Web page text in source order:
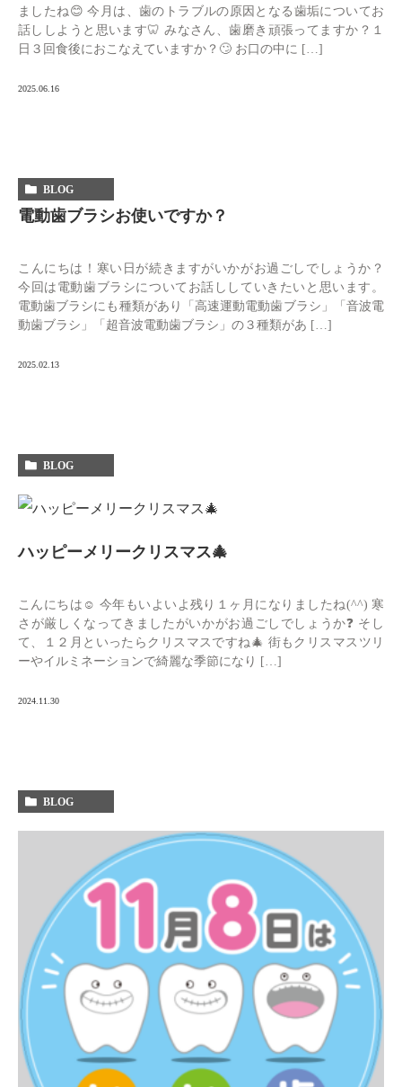
ましたね😊 今月は、歯のトラブルの原因となる歯垢についてお
話ししようと思います🦷 みなさん、歯磨き頑張ってますか？１
日３回食後におこなえていますか？🙄 お口の中に […]
2025.06.16
BLOG
電動歯ブラシお使いですか？
こんにちは！寒い日が続きますがいかがお過ごしでしょうか？
今回は電動歯ブラシについてお話ししていきたいと思います。
電動歯ブラシにも種類があり「高速運動電動歯ブラシ」「音波電
動歯ブラシ」「超音波電動歯ブラシ」の３種類があ […]
2025.02.13
BLOG
ハッピーメリークリスマス🎄
こんにちは☺️ 今年もいよいよ残り１ヶ月になりましたね(^^) 寒
さが厳しくなってきましたがいかがお過ごしでしょうか❓ そし
て、１２月といったらクリスマスですね🎄 街もクリスマスツリ
ーやイルミネーションで綺麗な季節になり […]
2024.11.30
BLOG